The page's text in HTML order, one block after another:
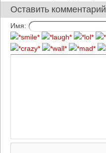
Оставить комментарий
Имя: